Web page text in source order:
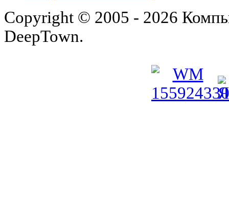
Copyright © 2005 - 2026
DeepTown.